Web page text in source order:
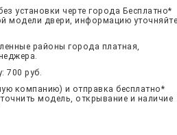
установки черте города Бесплатно*
модели двери, информацию уточняйте
районы города платная,
700 руб.
компанию) и отправка бесплатно*
модель, открывание и наличие